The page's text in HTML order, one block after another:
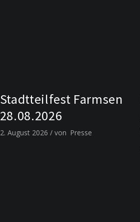
Stadtteilfest Farmsen
28.08.2026
2. August 2026 von Presse